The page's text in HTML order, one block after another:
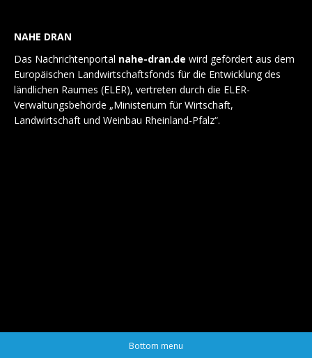
NAHE DRAN
Das Nachrichtenportal nahe-dran.de wird gefördert aus dem
Europäischen Landwirtschaftsfonds für die Entwicklung des
ländlichen Raumes (ELER), vertreten durch die ELER-
Verwaltungsbehörde „Ministerium für Wirtschaft,
Landwirtschaft und Weinbau Rheinland-Pfalz“.
Bottom menu